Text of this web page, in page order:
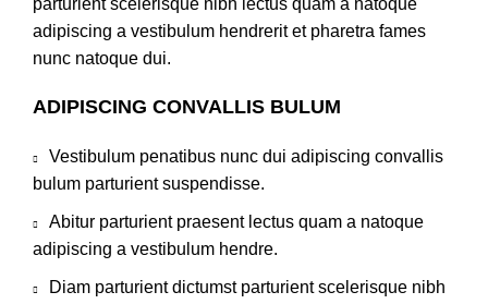
parturient scelerisque nibh lectus quam a natoque
adipiscing a vestibulum hendrerit et pharetra fames
nunc natoque dui.
ADIPISCING CONVALLIS BULUM
Vestibulum penatibus nunc dui adipiscing convallis
bulum parturient suspendisse.
Abitur parturient praesent lectus quam a natoque
adipiscing a vestibulum hendre.
Diam parturient dictumst parturient scelerisque nibh